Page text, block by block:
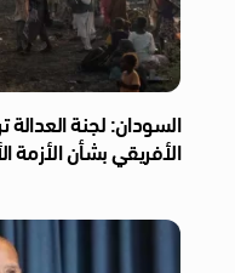
السودان: لجنة العدالة
الأفريقي بشأن الأزمة